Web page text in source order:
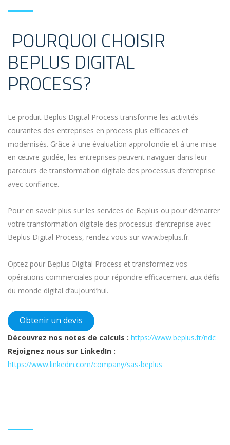
POURQUOI CHOISIR
BEPLUS DIGITAL
PROCESS?
Le produit Beplus Digital Process transforme les activités
courantes des entreprises en process plus efficaces et
modernisés. Grâce à une évaluation approfondie et à une mise
en œuvre guidée, les entreprises peuvent naviguer dans leur
parcours de transformation digitale des processus d’entreprise
avec confiance.
Pour en savoir plus sur les services de Beplus ou pour démarrer
votre transformation digitale des processus d’entreprise avec
Beplus Digital Process, rendez-vous sur www.beplus.fr.
Optez pour Beplus Digital Process et transformez vos
opérations commerciales pour répondre efficacement aux défis
du monde digital d’aujourd’hui.
Obtenir un devis
Découvrez nos notes de calculs : https://www.beplus.fr/ndc
Rejoignez nous sur LinkedIn :
https://www.linkedin.com/company/sas-beplus